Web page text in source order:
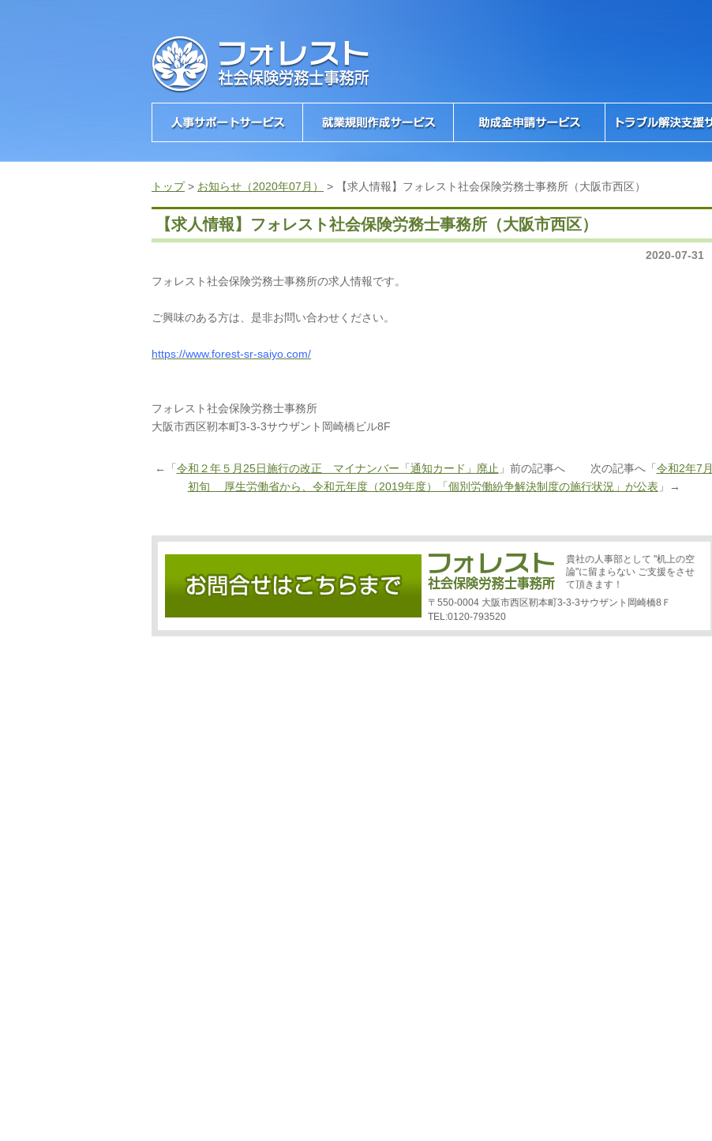
トップ> お知らせ（2020年07月） > 【求人情報】フォレスト社会保険労務士事務所（大阪市西区）
【求人情報】フォレスト社会保険労務士事務所（大阪市西区）
2020-07-31
フォレスト社会保険労務士事務所の求人情報です。
ご興味のある方は、是非お問い合わせください。
https://www.forest-sr-saiyo.com/
フォレスト社会保険労務士事務所
大阪市西区靭本町3-3-3サウザント岡崎橋ビル8F
←「 令和２年５月25日施行の改正 マイナンバー「通知カード」廃止 」前の記事へ 次の記事へ「 令和2年7月
初旬 厚生労働省から、令和元年度（2019年度）「個別労働紛争解決制度の施行状況」が公表 」→
貴社の人事部として "机上の空
論"に留まらない ご支援をさせ
て頂きます！
〒550-0004 大阪市西区靭本町3-3-3サウザント岡崎橋8Ｆ
TEL:0120-793520